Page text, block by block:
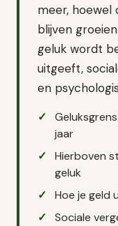
meer, hoewel
blijven
geluk wordt
uitgeeft,
en
jaar
Hierboven
geluk
Hoe je geld
Sociale